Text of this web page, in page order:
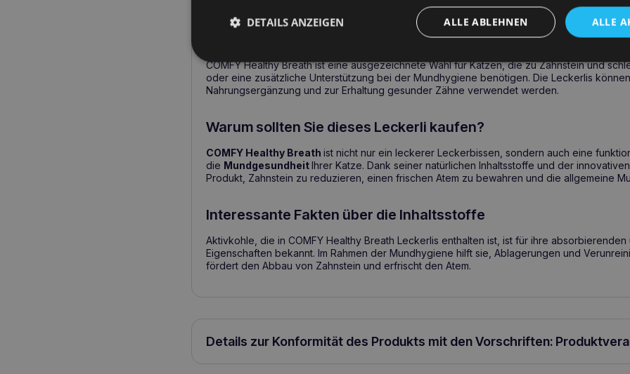
Ab wann sollten Sie COMFY Gesunder Atem verwenden?
COMFY Healthy Breath ist eine ausgezeichnete Wahl für Katzen, die zu Zahnstein und
oder eine zusätzliche Unterstützung bei der Mundhygiene benötigen. Die Leckerlis
Nahrungsergänzung und zur Erhaltung gesunder Zähne verwendet werden.
Warum sollten Sie dieses Leckerli kaufen?
COMFY Healthy Breath ist nicht nur ein leckerer Leckerbissen, sondern auch eine
die MundgesundheitIhrer Katze. Dank seiner natürlichen Inhaltsstoffe und der
Produkt, Zahnstein zu reduzieren, einen frischen Atem zu bewahren und die allgemeine
Interessante Fakten über die Inhaltsstoffe
Aktivkohle, die in COMFY Healthy Breath Leckerlis enthalten ist, ist für ihre
Eigenschaften bekannt. Im Rahmen der Mundhygiene hilft sie, Ablagerungen und
fördert den Abbau von Zahnstein und erfrischt den Atem.
Details zur Konformität des Produkts mit den Vorschriften:
ALLE
ALLE ABLEHNEN
DETAILS ANZEIGEN